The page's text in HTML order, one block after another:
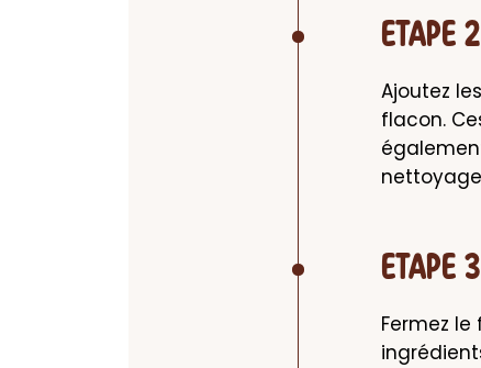
ETAPE 2
Ajoutez
flacon.
ETAPE 3
Fermez